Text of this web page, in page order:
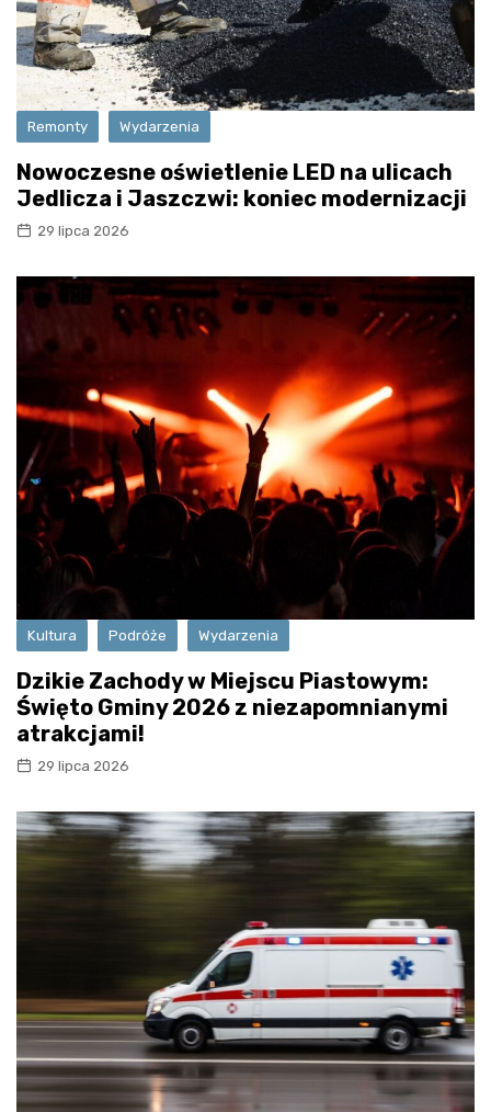
Remonty Wydarzenia
Nowoczesne oświetlenie LED na ulicach
Jedlicza i Jaszczwi: koniec modernizacji
29 lipca 2026
Kultura Podróże Wydarzenia
Dzikie Zachody w Miejscu Piastowym:
Święto Gminy 2026 z niezapomnianymi
atrakcjami!
29 lipca 2026